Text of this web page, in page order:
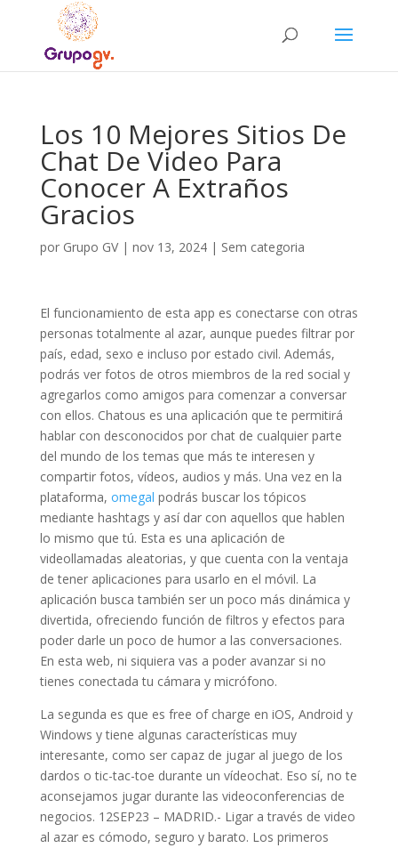
Los 10 Mejores Sitios De
Chat De Video Para
Conocer A Extraños
Gracios
por Grupo GV| nov 13, 2024| Sem categoria
El funcionamiento de esta app es conectarse con otras
personas totalmente al azar, aunque puedes filtrar por
país, edad, sexo e incluso por estado civil. Además,
podrás ver fotos de otros miembros de la red social y
agregarlos como amigos para comenzar a conversar
con ellos. Chatous es una aplicación que te permitirá
hablar con desconocidos por chat de cualquier parte
del mundo de los temas que más te interesen y
compartir fotos, vídeos, audios y más. Una vez en la
plataforma, omegal podrás buscar los tópicos
mediante hashtags y así dar con aquellos que hablen
lo mismo que tú. Esta es una aplicación de
videollamadas aleatorias, y que cuenta con la ventaja
de tener aplicaciones para usarlo en el móvil. La
aplicación busca también ser un poco más dinámica y
divertida, ofreciendo función de filtros y efectos para
poder darle un poco de humor a las conversaciones.
En esta web, ni siquiera vas a poder avanzar si no
tienes conectada tu cámara y micrófono.
La segunda es que es free of charge en iOS, Android y
Windows y tiene algunas características muy
interesante, como ser capaz de jugar al juego de los
dardos o tic-tac-toe durante un vídeochat. Eso sí, no te
aconsejamos jugar durante las videoconferencias de
negocios. 12SEP23 – MADRID.- Ligar a través de video
al azar es cómodo, seguro y barato. Los primeros